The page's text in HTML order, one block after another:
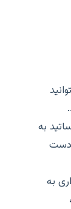
به
دست
به